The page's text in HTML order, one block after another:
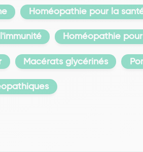
Homéopathie pour la
Homéopathie
Macérats glycérinés